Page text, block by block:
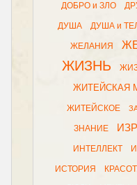
ДОБРО и ЗЛО
ДУША ДУША и
ЖЕЛАНИЯ
ЖИЗНЬ
ЖИТЕЙСКАЯ
ЖИТЕЙСКОЕ
ЗНАНИЕ
ИНТЕЛЛЕКТ
ИСТОРИЯ